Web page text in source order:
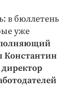
в бюллетень
уже
Константин